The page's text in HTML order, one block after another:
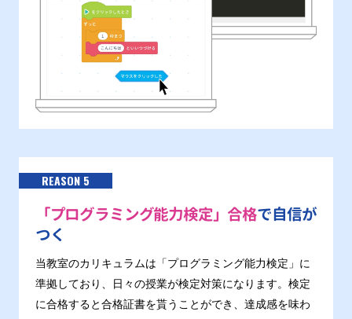
REASON 5
「プログラミング能力検定」合格で自信が
つく
当教室のカリキュラムは「プログラミング能力検定」に
準拠しており、日々の授業が検定対策になります。検定
に合格すると合格証書を貰うことができ、達成感を味わ